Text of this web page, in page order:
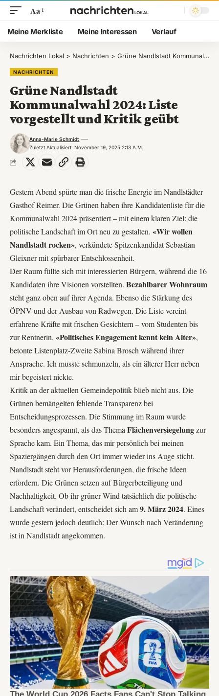
Aa
Meine Merkliste Meine Interessen Verlauf
Nachrichten Lokal > Nachrichten > Grüne Nandlstadt Kommunalwahl 2024: Liste vorgestellt und Kritik geübt
NACHRICHTEN
Grüne Nandlstadt
Kommunalwahl 2024: Liste
vorgestellt und Kritik geübt
Zuletzt Aktualisiert: November 19, 2025 2:13 A.m.
Anna-Marie Schmidt
Gestern Abend spürte man die frische Energie im Nandlstädter
Gasthof Reimer. Die Grünen haben ihre Kandidatenliste für die
Kommunalwahl 2024 präsentiert – mit einem klaren Ziel: die
politische Landschaft im Ort neu zu gestalten. «Wir wollen
Nandlstadt rocken», verkündete Spitzenkandidat Sebastian
Gleixner mit spürbarer Entschlossenheit.
Der Raum füllte sich mit interessierten Bürgern, während die 16
Kandidaten ihre Visionen vorstellten. Bezahlbarer Wohnraum
steht ganz oben auf ihrer Agenda. Ebenso die Stärkung des
ÖPNV und der Ausbau von Radwegen. Die Liste vereint
erfahrene Kräfte mit frischen Gesichtern – vom Studenten bis
zur Rentnerin. «Politisches Engagement kennt kein Alter»,
betonte Listenplatz-Zweite Sabina Brosch während ihrer
Ansprache. Ich musste schmunzeln, als ein älterer Herr neben
mir begeistert nickte.
Kritik an der aktuellen Gemeindepolitik blieb nicht aus. Die
Grünen bemängelten fehlende Transparenz bei
Entscheidungsprozessen. Die Stimmung im Raum wurde
besonders angespannt, als das Thema Flächenversiegelungzur
Sprache kam. Ein Thema, das mir persönlich bei meinen
Spaziergängen durch den Ort immer wieder ins Auge sticht.
Nandlstadt steht vor Herausforderungen, die frische Ideen
erfordern. Die Grünen setzen auf Bürgerbeteiligung und
Nachhaltigkeit. Ob ihr grüner Wind tatsächlich die politische
Landschaft verändert, entscheidet sich am9. März 2024. Eines
wurde gestern jedoch deutlich: Der Wunsch nach Veränderung
ist in Nandlstadt angekommen.